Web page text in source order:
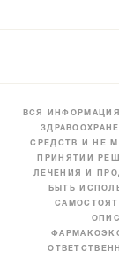
ВСЯ
СРЕДСТВ И НЕ
ПРИНЯТИИ
ЛЕЧЕНИЯ И
БЫТЬ